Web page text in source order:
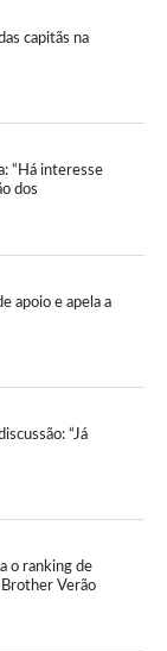
capitãs na
“Há interesse
dos
apoio e apela a
“Já
o ranking de
Brother Verão